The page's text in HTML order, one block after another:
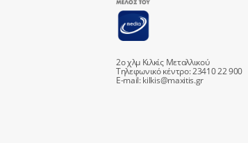
2ο χλμ Κιλκίς Μεταλλικού
Τηλεφωνικό κέντρο: 23410 22 900
E-mail:kilkis@maxitis.gr